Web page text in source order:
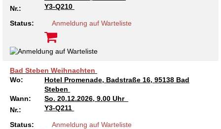
Nr.:
Y3-Q210
Status: Anmeldung auf Warteliste
Bad Steben Weihnachten
Wo:
Hotel Promenade, Badstraße 16, 95138 Bad
Steben
Wann:
So. 20.12.2026, 9.00 Uhr
Nr.:
Y3-Q211
Status: Anmeldung auf Warteliste